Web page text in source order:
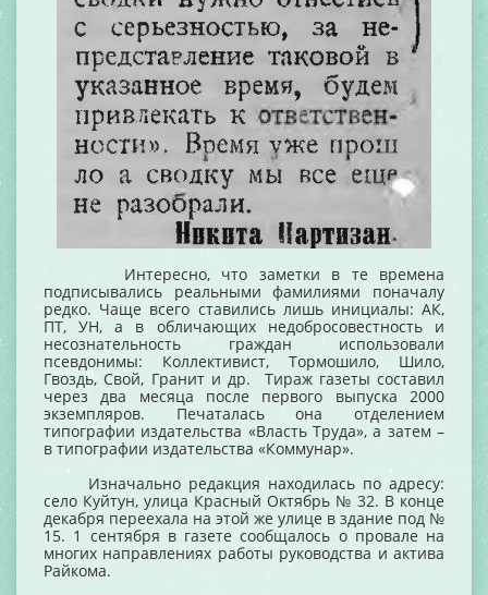
Интересно, что заметки в те времена
подписывались реальными фамилиями поначалу
редко. Чаще всего ставились лишь инициалы: АК,
ПТ, УН, а в обличающих недобросовестность и
несознательность граждан использовали
псевдонимы: Коллективист, Тормошило, Шило,
Гвоздь, Свой, Гранит и др. Тираж газеты составил
через два месяца после первого выпуска 2000
экземпляров. Печаталась она отделением
типографии издательства «Власть Труда», а затем –
в типографии издательства «Коммунар».
Изначально редакция находилась по адресу:
село Куйтун, улица Красный Октябрь № 32. В конце
декабря переехала на этой же улице в здание под №
15. 1 сентября в газете сообщалось о провале на
многих направлениях работы руководства и актива
Райкома.